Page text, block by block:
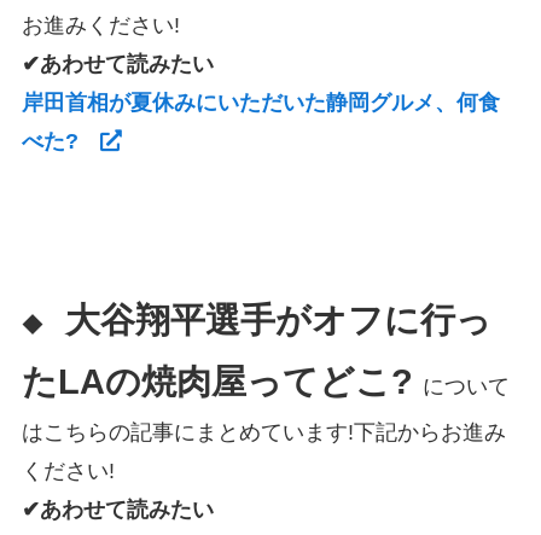
お進みください!
✔あわせて読みたい
岸田首相が夏休みにいただいた静岡グルメ、何食
べた?
◆
大谷翔平選手がオフに行っ
たLAの焼肉屋ってどこ? について
はこちらの記事にまとめています!下記からお進み
ください!
✔あわせて読みたい